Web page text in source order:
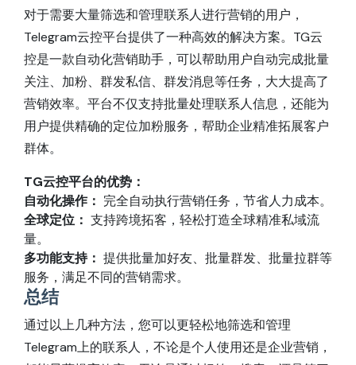
对于需要大量筛选和管理联系人进行营销的用户，
Telegram云控平台提供了一种高效的解决方案。TG云
控是一款自动化营销助手，可以帮助用户自动完成批量
关注、加粉、群发私信、群发消息等任务，大大提高了
营销效率。平台不仅支持批量处理联系人信息，还能为
用户提供精确的定位加粉服务，帮助企业精准拓展客户
群体。
TG云控平台的优势：
自动化操作： 完全自动执行营销任务，节省人力成本。
全球定位： 支持跨境拓客，轻松打造全球精准私域流
量。
多功能支持： 提供批量加好友、批量群发、批量拉群等
服务，满足不同的营销需求。
总结
通过以上几种方法，您可以更轻松地筛选和管理
Telegram上的联系人，不论是个人使用还是企业营销，